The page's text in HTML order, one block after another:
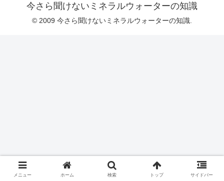
今さら聞けないミネラルウォーターの知識
© 2009 今さら聞けないミネラルウォーターの知識.
メニュー ホーム 検索 トップ サイドバー